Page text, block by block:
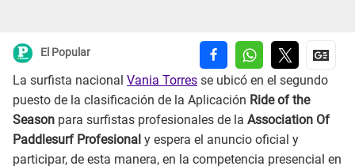
El Popular
La surfista nacional Vania Torres se ubicó en el segundo
puesto de la clasificación de la Aplicación Ride of the
Season para surfistas profesionales de la Association Of
Paddlesurf Profesional y espera el anuncio oficial y
participar, de esta manera, en la competencia presencial en